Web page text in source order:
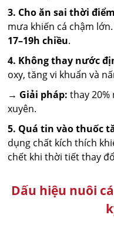
3. Cho ăn sai thời điểm
mưa khiến cá chậm
17–19h chiều.
4. Không thay nước
oxy, tăng vi khuẩn và
→ Giải pháp: thay
xuyên.
5. Quá tin vào thuốc
dụng chất kích thích
chết khi thời tiết thay
Dấu hiệu nuôi